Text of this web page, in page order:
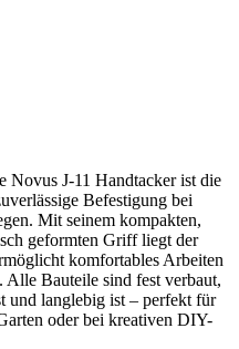
Novus J-11 Handtacker ist die
Befestigung bei
Mit seinem kompakten,
geformten Griff liegt der
komfortables Arbeiten
Alle Bauteile sind fest verbaut,
und langlebig ist – perfekt für
oder bei kreativen DIY-